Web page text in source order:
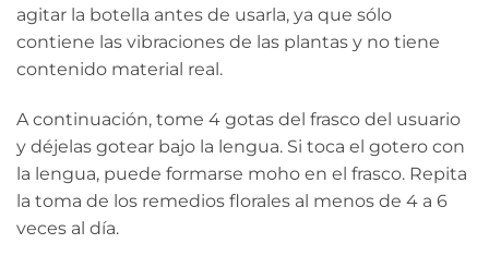
agitar la botella antes de usarla, ya que sólo
contiene las vibraciones de las plantas y no tiene
contenido material real.
A continuación, tome 4 gotas del frasco del usuario
y déjelas gotear bajo la lengua. Si toca el gotero con
la lengua, puede formarse moho en el frasco. Repita
la toma de los remedios florales al menos de 4 a 6
veces al día.